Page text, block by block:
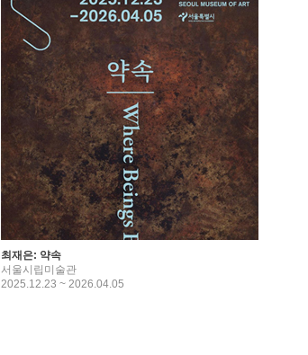
최재은: 약속
서울시립미술관
2025.12.23 ~ 2026.04.05